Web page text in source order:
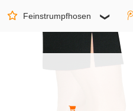
Feinstrumpfhosen